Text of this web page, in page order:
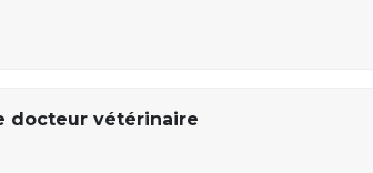
docteur vétérinaire